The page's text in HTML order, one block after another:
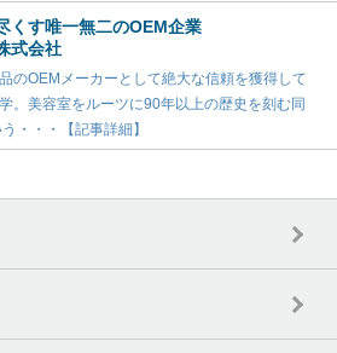
くす唯一無二のOEM企業
式会社
のOEMメーカーとして絶大な信頼を獲得して
。美容室をルーツに90年以上の歴史を刻む同
・・・【記事詳細】